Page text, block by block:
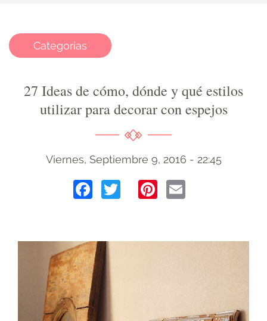
Categorias
27 Ideas de cómo, dónde y qué estilos
utilizar para decorar con espejos
Viernes, Septiembre 9, 2016 - 22:45
Facebook
TwitterPinterest
Email